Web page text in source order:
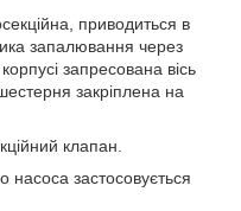
приводиться в
запалювання через
запресована вісь
закріплена на
клапан.
насоса застосовується